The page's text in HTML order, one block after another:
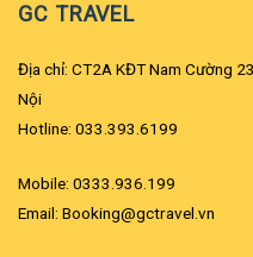
GC TRAVEL
Địa chỉ: CT2A KĐT Nam Cường
Nội
Hotline: 033.393.6199
Mobile: 0333.936.199
Email: Booking@gctravel.vn